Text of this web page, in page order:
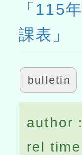
「115
課表」
bulletin
author
rel